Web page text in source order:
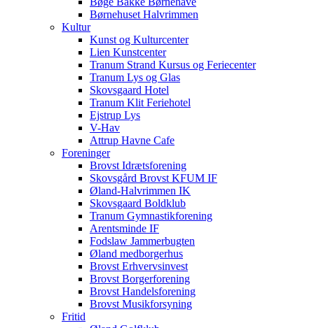
Børnehuset Halvrimmen
Kultur
Kunst og Kulturcenter
Lien Kunstcenter
Tranum Strand Kursus og Feriecenter
Tranum Lys og Glas
Skovsgaard Hotel
Tranum Klit Feriehotel
Ejstrup Lys
V-Hav
Attrup Havne Cafe
Foreninger
Brovst Idrætsforening
Skovsgård Brovst KFUM IF
Øland-Halvrimmen IK
Skovsgaard Boldklub
Tranum Gymnastikforening
Arentsminde IF
Fodslaw Jammerbugten
Øland medborgerhus
Brovst Erhvervsinvest
Brovst Borgerforening
Brovst Handelsforening
Brovst Musikforsyning
Fritid